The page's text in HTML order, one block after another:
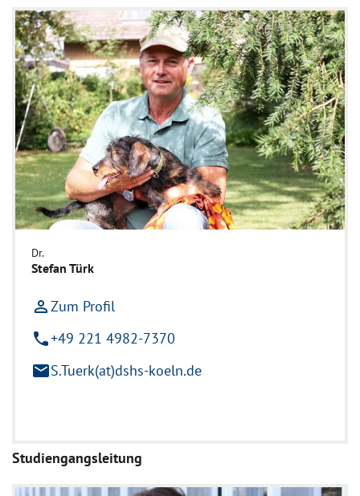
Dr.
Stefan Türk
person_outlineZum Profil
phone+49 221 4982-7370
mailS.Tuerk(at)dshs-koeln.de
Studiengangsleitung